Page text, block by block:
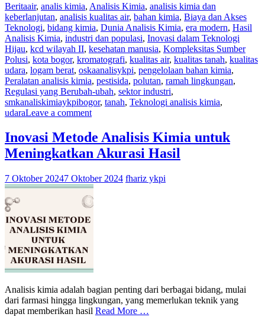
Beritaair, analis kimia, Analisis Kimia, analisis kimia dan
keberlanjutan, analisis kualitas air, bahan kimia, Biaya dan Akses
Teknologi, bidang kimia, Dunia Analisis Kimia, era modern, Hasil
Analisis Kimia, industri dan populasi, Inovasi dalam Teknologi
Hijau, kcd wilayah II, kesehatan manusia, Kompleksitas Sumber
Polusi, kota bogor, kromatografi, kualitas air, kualitas tanah, kualitas
udara, logam berat, oskaanalisykpi, pengelolaan bahan kimia,
Peralatan analisis kimia, pestisida, polutan, ramah lingkungan,
Regulasi yang Berubah-ubah, sektor industri,
smkanaliskimiaykpibogor, tanah, Teknologi analisis kimia,
udaraLeave a comment
Inovasi Metode Analisis Kimia untuk
Meningkatkan Akurasi Hasil
7 Oktober 20247 Oktober 2024 fhariz ykpi
Analisis kimia adalah bagian penting dari berbagai bidang, mulai
dari farmasi hingga lingkungan, yang memerlukan teknik yang
dapat memberikan hasil Read More …